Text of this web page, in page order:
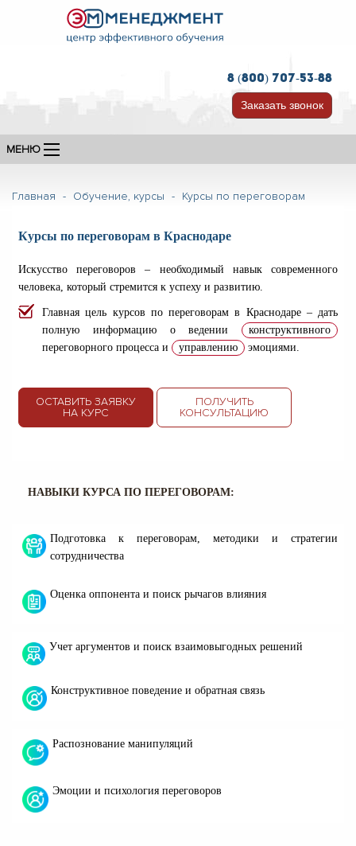
8 (800) 707-53-88
Заказать звонок
МЕНЮ
Главная - Обучение, курсы - Курсы по переговорам
Курсы по переговорам в Краснодаре
Искусство переговоров – необходимый навык современного
человека, который стремится к успеху и развитию.
Главная цель курсов по переговорам в Краснодаре – дать
полную информацию о ведении
конструктивного
переговорного процесса и
управлению эмоциями.
ОСТАВИТЬ ЗАЯВКУ
НА КУРС
ПОЛУЧИТЬ
КОНСУЛЬТАЦИЮ
НАВЫКИ КУРСА ПО ПЕРЕГОВОРАМ:
Подготовка к переговорам, методики и стратегии
сотрудничества
Оценка оппонента и поиск рычагов влияния
Учет аргументов и поиск взаимовыгодных решений
Конструктивное поведение и обратная связь
Распознование манипуляций
Эмоции и психология переговоров